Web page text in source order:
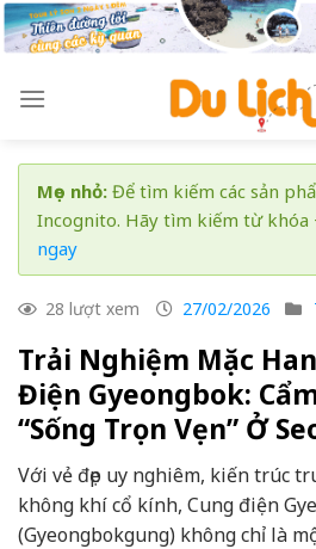
Skip
to
Mẹo nhỏ: Để tìm kiếm các sản
Incognito. Hãy tìm kiếm từ khóa
ngay
28 lượt xem 27/02/2026
Trải Nghiệm Mặc
Điện Gyeongbok:
“Sống Trọn Vẹn” Ở
Với vẻ đẹp uy nghiêm, kiến trúc
không khí cổ kính, Cung điện
(Gyeongbokgung) không chỉ là